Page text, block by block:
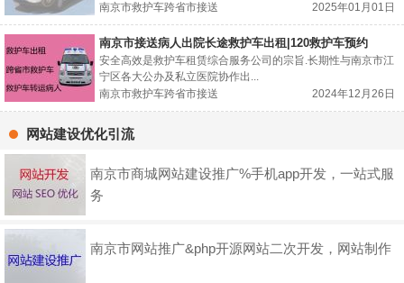
南京市救护车跨省市接送
2025年01月01日
南京市接送病人出院长途救护车出租|120救护车预约
安全高效是救护车租赁综合服务公司的宗旨.长期性与南京市江
宁区各大公办及私立医院协作出...
南京市救护车跨省市接送
2024年12月26日
网站建设优化引流
南京市商城网站建设推广%手机app开发，一站式服
务
南京市网站推广&php开源网站二次开发，网站制作